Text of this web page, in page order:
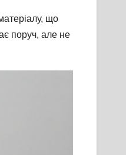
що
поруч, але не